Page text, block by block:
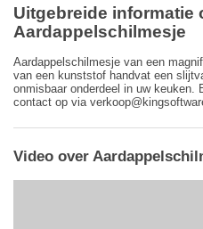
Uitgebreide informatie
Aardappelschilmesje
Aardappelschilmesje van een
van een kunststof handvat een
onmisbaar onderdeel in uw keuken.
contact op via
Video over